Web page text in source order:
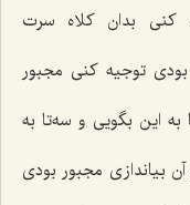
کنی بدان کلاه سرت
توجیه کنی مجبور
این بگویی و سه‌تا به
بیاندازی مجبور بودی